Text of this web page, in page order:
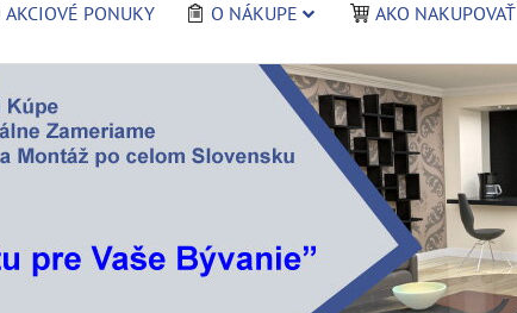
AKCIOVÉ PONUKY O NÁKUPE AKO NAKUPOVAŤ